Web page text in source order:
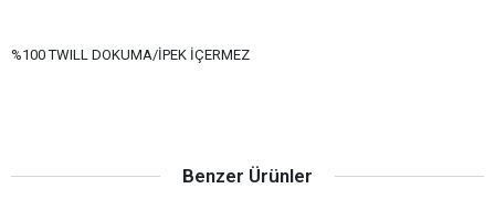
%100 TWILL DOKUMA/İPEK İÇERMEZ
Benzer Ürünler